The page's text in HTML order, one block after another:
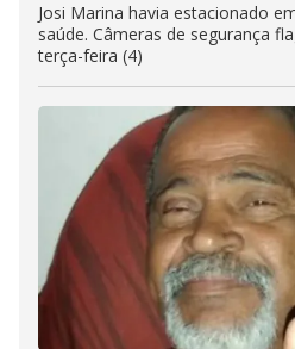
Josi Marina havia estacionado
saúde. Câmeras de segurança
terça-feira (4)